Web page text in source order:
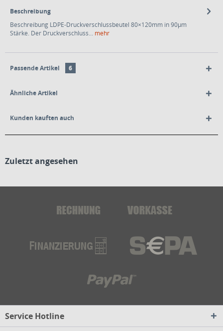
Beschreibung
Beschreibung LDPE-Druckverschlussbeutel 80×120mm in 90µm
Stärke. Der Druckverschluss... mehr
Passende Artikel 6
Ähnliche Artikel
Kunden kauften auch
Zuletzt angesehen
Service Hotline